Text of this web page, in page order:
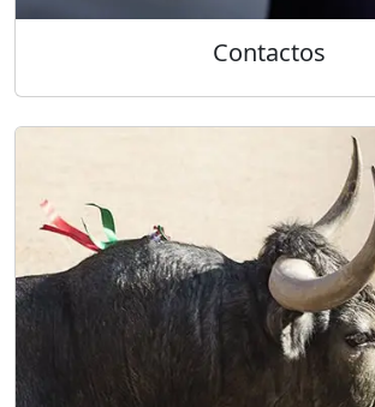
Contactos